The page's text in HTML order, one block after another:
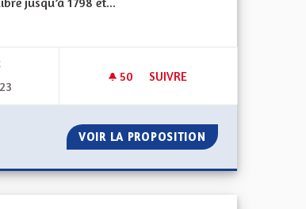
DE CARBONE.
D'ENCRE...ET D'ÉMISSION DE CARBONE.
de la catégorie : Autres
50 50 ABONNÉS
SUIVRE
VOIR LA PROPOSITION FAIRE